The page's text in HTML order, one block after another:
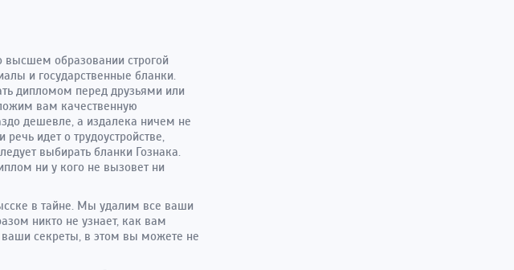
образовании строгой
и государственные бланки.
дипломом перед друзьями или
вам качественную
дешевле, а издалека ничем не
идет о трудоустройстве,
выбирать бланки Гознака.
ни у кого не вызовет ни
в тайне. Мы удалим все ваши
никто не узнает, как вам
секреты, в этом вы можете не